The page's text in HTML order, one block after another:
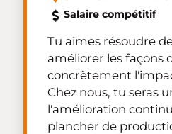
Salaire compétitif
Tu aimes résoudre
améliorer les façons
concrètement
Chez nous, tu seras
l'amélioration
plancher de